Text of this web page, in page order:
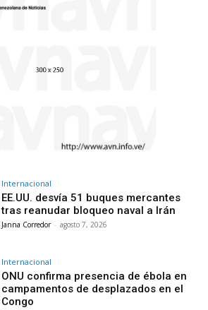
Internacional
EE.UU. desvía 51 buques mercantes
tras reanudar bloqueo naval a Irán
Janna Corredor - agosto 7, 2026
Internacional
ONU confirma presencia de ébola en
campamentos de desplazados en el
Congo